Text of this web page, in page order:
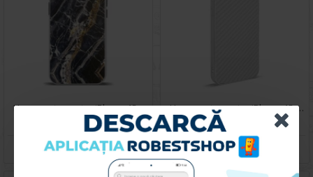
Husa spate pentru iPhone 15 - Misty Case
49.90 lei
CUMPARA
Husa spate pentru iPhone 15- Lys case Alb
59.90 lei
CUMPARA